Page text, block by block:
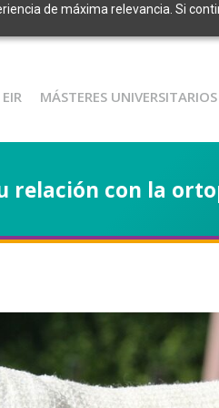
de máxima relevancia. Si
EIR MÁSTERES UNIVERSITARIOS
relación con la